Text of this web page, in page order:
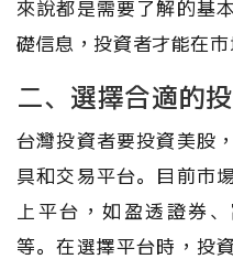
來說都是需要了解的基
礎信息，投資者才能在市
二、選擇合適的
台灣投資者要投資美股
具和交易平台。目前市
上平台，如盈透證券
等。在選擇平台時，投